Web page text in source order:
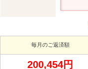
毎月のご返済額
200,454円